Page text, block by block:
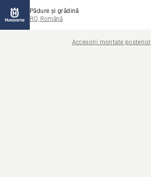
Pădure și grădină
RO, Română
Accesorii montate posterior